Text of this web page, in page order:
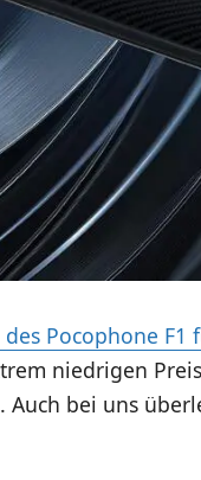
Pocophone F1
niedrigen
bei uns